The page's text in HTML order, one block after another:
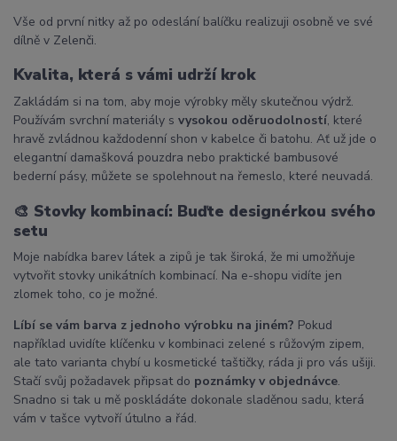
Vše od první nitky až po odeslání balíčku realizuji osobně ve své
dílně v Zelenči.
Kvalita, která s vámi udrží krok
Zakládám si na tom, aby moje výrobky měly skutečnou výdrž.
Používám svrchní materiály s vysokou oděruodolností, které
hravě zvládnou každodenní shon v kabelce či batohu. Ať už jde o
elegantní damašková pouzdra nebo praktické bambusové
bederní pásy, můžete se spolehnout na řemeslo, které neuvadá.
🎨 Stovky kombinací: Buďte designérkou svého
setu
Moje nabídka barev látek a zipů je tak široká, že mi umožňuje
vytvořit stovky unikátních kombinací. Na e-shopu vidíte jen
zlomek toho, co je možné.
Líbí se vám barva z jednoho výrobku na jiném? Pokud
například uvidíte klíčenku v kombinaci zelené s růžovým zipem,
ale tato varianta chybí u kosmetické taštičky, ráda ji pro vás ušiji.
Stačí svůj požadavek připsat do poznámky v objednávce.
Snadno si tak u mě poskládáte dokonale sladěnou sadu, která
vám v tašce vytvoří útulno a řád.